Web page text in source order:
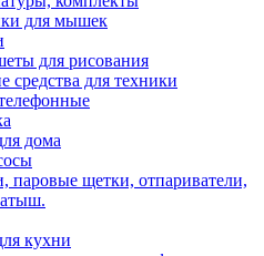
для мышек
для рисования
средства для техники
дома
паровые щетки, отпариватели,
кухни